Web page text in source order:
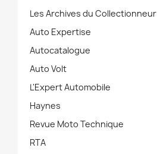
Les Archives du Collectionneur
Auto Expertise
Autocatalogue
Auto Volt
L'Expert Automobile
Haynes
Revue Moto Technique
RTA